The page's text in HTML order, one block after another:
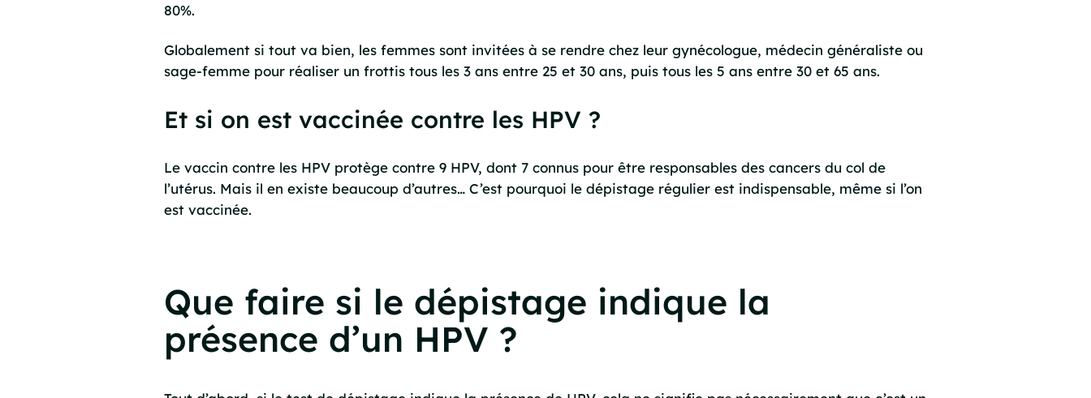
80%.
Globalement si tout va bien, les femmes sont invitées à se rendre chez leur gynécologue, médecin généraliste ou
sage-femme pour réaliser un frottis tous les 3 ans entre 25 et 30 ans, puis tous les 5 ans entre 30 et 65 ans.
Et si on est vaccinée contre les HPV ?
Le vaccin contre les HPV protège contre 9 HPV, dont 7 connus pour être responsables des cancers du col de
l’utérus. Mais il en existe beaucoup d’autres… C’est pourquoi le dépistage régulier est indispensable, même si l’on
est vaccinée.
Que faire si le dépistage indique la
présence d’un HPV ?